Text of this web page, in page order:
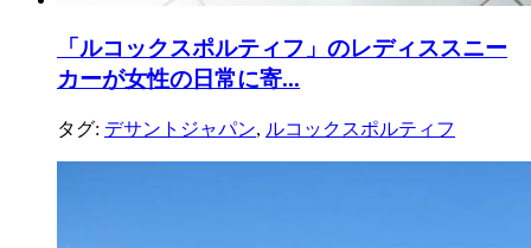
「ルコックスポルティフ」のレディススニー
カーが女性の日常に寄...
タグ: デサントジャパン, ルコックスポルティフ